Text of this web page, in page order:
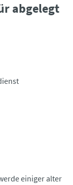
abgelegt
einiger alter